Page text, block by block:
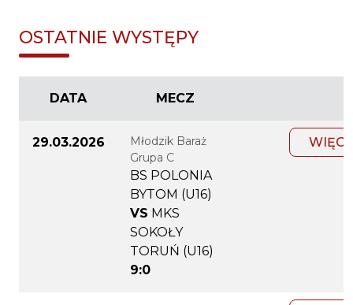
OSTATNIE WYSTĘPY
DATA MECZ
29.03.2026
Młodzik Baraż
Grupa C
BS POLONIA
BYTOM (U16)
VS MKS
SOKOŁY
TORUŃ (U16)
9:0